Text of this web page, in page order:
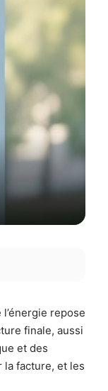
repose
finale, aussi
et des
la facture, et les